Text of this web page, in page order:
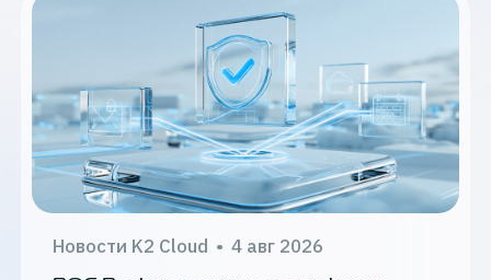
корпоративные сервисы
инфраструктура для e-com
кибербезопасность
кейсы
масштабирование ИТ-инфраструктуры
Применить
Новости K2 Cloud • 4 авг 2026